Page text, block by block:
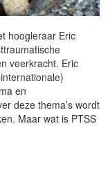
hoogleraar Eric
veerkracht. Eric
en
deze thema’s wordt
Maar wat is PTSS